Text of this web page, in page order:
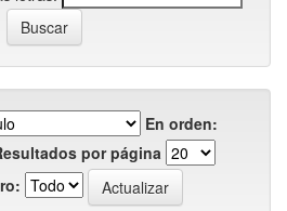
En orden:
por página